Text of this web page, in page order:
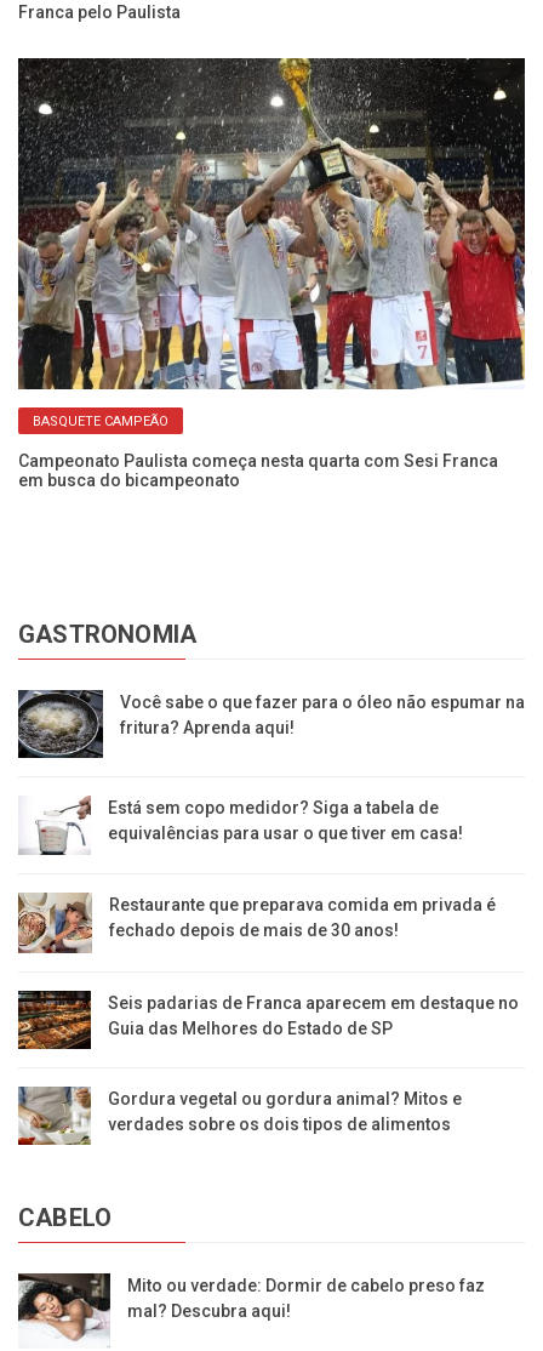
Franca pelo Paulista
BASQUETE CAMPEÃO
Campeonato Paulista começa nesta quarta com Sesi Franca
em busca do bicampeonato
GASTRONOMIA
Você sabe o que fazer para o óleo não espumar na
fritura? Aprenda aqui!
Está sem copo medidor? Siga a tabela de
equivalências para usar o que tiver em casa!
Restaurante que preparava comida em privada é
fechado depois de mais de 30 anos!
Seis padarias de Franca aparecem em destaque no
Guia das Melhores do Estado de SP
Gordura vegetal ou gordura animal? Mitos e
verdades sobre os dois tipos de alimentos
CABELO
Mito ou verdade: Dormir de cabelo preso faz
mal? Descubra aqui!